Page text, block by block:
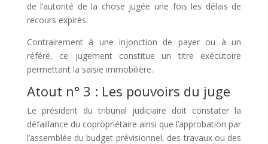
de l’autorité de la chose jugée une fois les délais de
recours expirés.
Contrairement à une injonction de payer ou à un
référé, ce jugement constitue un titre exécutoire
permettant la saisie immobilière.
Atout n° 3 : Les pouvoirs du juge
Le président du tribunal judiciaire doit constater la
défaillance du copropriétaire ainsi que l’approbation par
l’assemblée du budget prévisionnel, des travaux ou des